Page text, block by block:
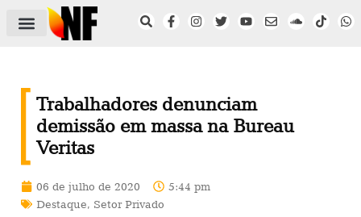
Trabalhadores denunciam
demissão em massa na Bureau
Veritas
06 de julho de 2020
5:44 pm
Destaque, Setor Privado